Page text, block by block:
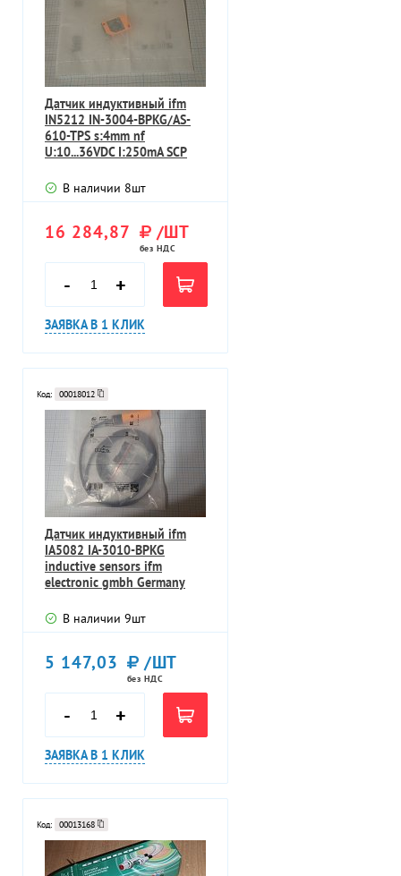
Датчик индуктивный ifm
IN5212 IN-3004-BPKG/AS-
610-TPS s:4mm nf
U:10...36VDC I:250mA SCP
В наличии 8шт
16 284,87 /ШТ
без НДС
- +
ЗАЯВКА В 1 КЛИК
Код: 00018012
Датчик индуктивный ifm
IA5082 IA-3010-BPKG
inductive sensors ifm
electronic gmbh Germany
В наличии 9шт
5 147,03 /ШТ
без НДС
- +
ЗАЯВКА В 1 КЛИК
Код: 00013168